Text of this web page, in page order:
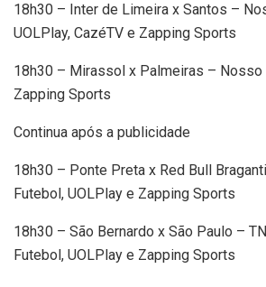
18h30 – Inter de Limeira x Santos –
UOLPlay, CazéTV e Zapping Sports
18h30 – Mirassol x Palmeiras – Nosso
Zapping Sports
Continua após a publicidade
18h30 – Ponte Preta x Red Bull
Futebol, UOLPlay e Zapping Sports
18h30 – São Bernardo x São Paulo –
Futebol, UOLPlay e Zapping Sports